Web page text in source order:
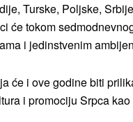
Turske, Poljske,
će tokom
i jedinstvenim
će i ove godine biti
i promociju Srpca